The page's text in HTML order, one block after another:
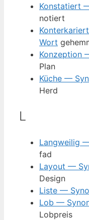
Konstatiert
notiert
Wort
Konzeption
Plan
Küche —
Herd
L
Langweilig
fad
Layout —
Design
Liste —
Lob —
Lobpreis